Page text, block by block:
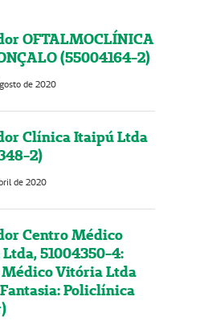
OFTALMOCLÍNICA
(55004164-2)
de 2020
Clínica Itaipú Ltda
2)
de 2020
Centro Médico
51004350-4:
Vitória Ltda
Policlínica